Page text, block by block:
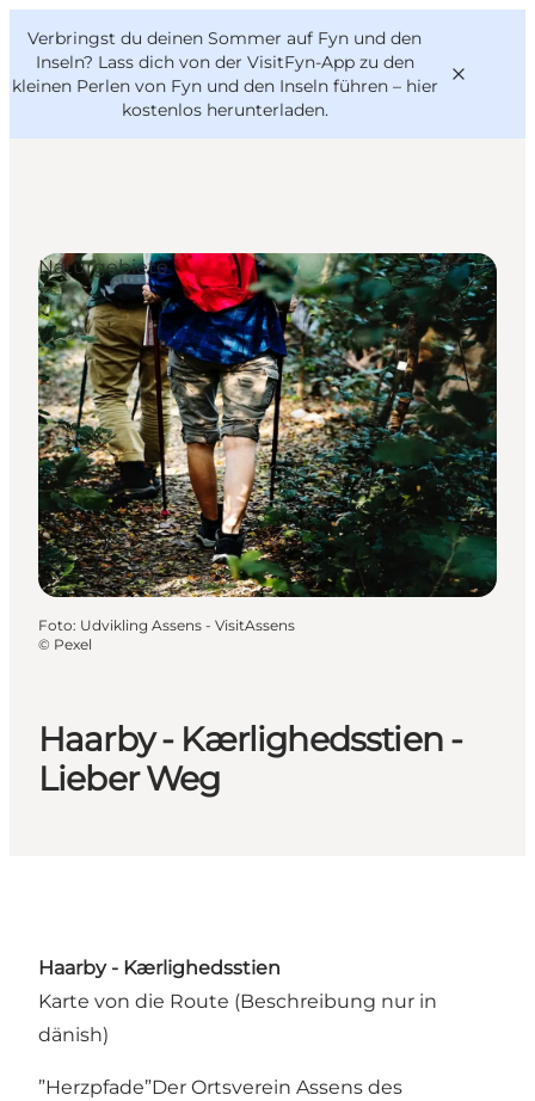
Verbringst du deinen Sommer auf Fyn und den
Inseln? Lass dich von der VisitFyn-App zu den
kleinen Perlen von Fyn und den Inseln führen – hier
kostenlos herunterladen.
Reise Ideen
Outdoor & bike
Essen & trinken
Übernachtung
VisitFyn
Deutsch
Haarby - Kærlighedsstien -
Lieber Weg
Naturgebiete
Foto: Udvikling Assens - VisitAssens
© Pexel
Haarby - Kærlighedsstien
Karte von die Route (Beschreibung nur in
dänish)
”Herzpfade”Der Ortsverein Assens des